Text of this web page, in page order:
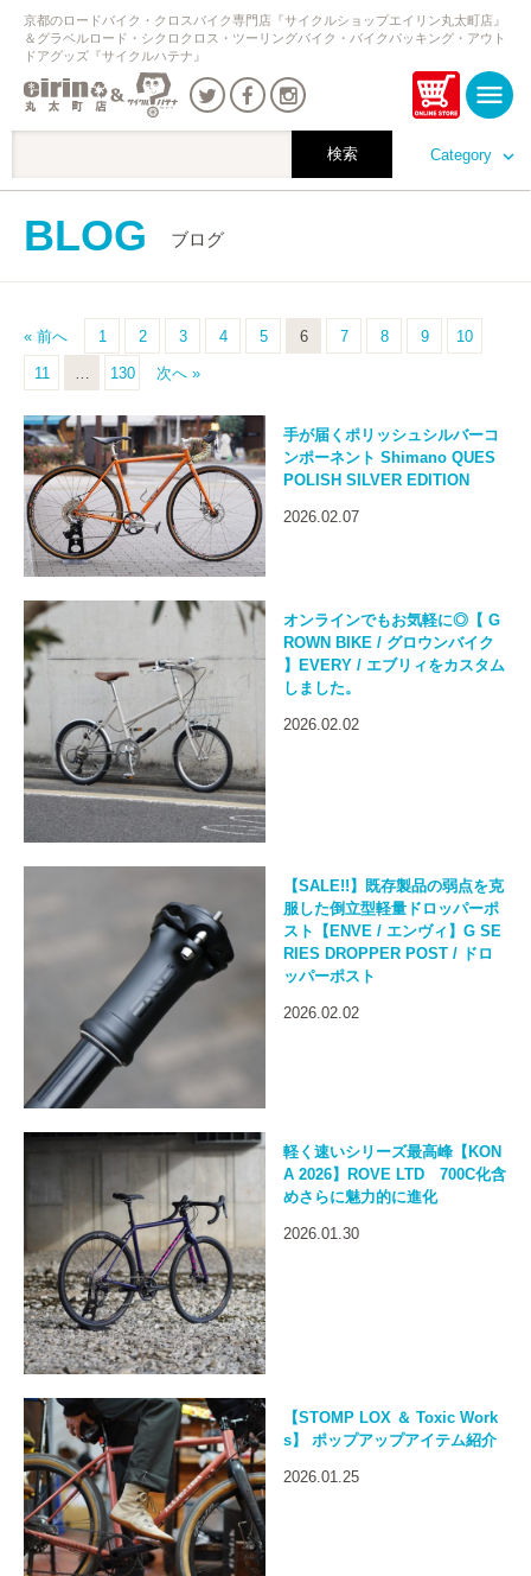
Category
京都のロードバイク・クロスバイク専門店『サイクルショップエイリン丸太町店』
＆グラベルロード・シクロクロス・ツーリングバイク・バイクパッキング・アウト
ドアグッズ『サイクルハテナ』
BLOG ブログ
« 前へ 1 2 3 4 5 6 7 8 9 10
11 … 130 次へ »
手が届くポリッシュシルバーコ
ンポーネント Shimano QUES
POLISH SILVER EDITION
2026.02.07
オンラインでもお気軽に◎【 G
ROWN BIKE / グロウンバイク
】EVERY / エブリィをカスタム
しました。
2026.02.02
【SALE!!】既存製品の弱点を克
服した倒立型軽量ドロッパーポ
スト【ENVE / エンヴィ】G SE
RIES DROPPER POST / ドロ
ッパーポスト
2026.02.02
軽く速いシリーズ最高峰【KON
A 2026】ROVE LTD 700C化含
めさらに魅力的に進化
2026.01.30
【STOMP LOX ＆ Toxic Work
s】 ポップアップアイテム紹介
2026.01.25